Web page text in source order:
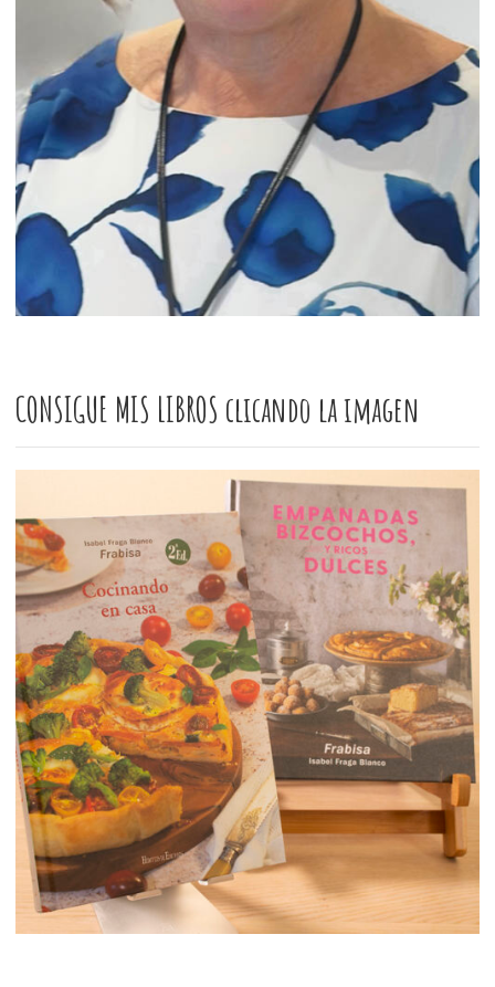
CONSIGUE MIS LIBROS clicando la imagen